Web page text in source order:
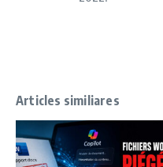
Articles similiares